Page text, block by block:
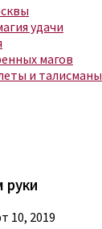
удачи
магов
и талисманы
руки
10, 2019